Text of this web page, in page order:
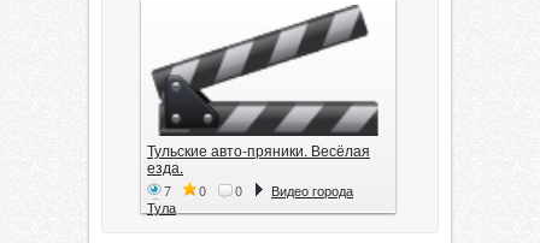
Тульские авто-пряники. Весёлая
езда.
7 0 0
Видео города
Тула